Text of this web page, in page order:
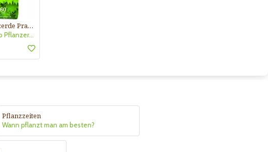
Bio Pflanzerde Praskac
Praskac Bio Pflanzerde
Pflanzzeiten
Wann pflanzt man am besten?